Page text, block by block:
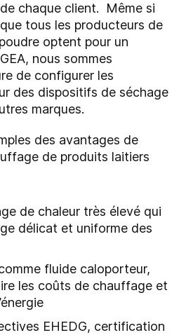
chaque client. Même si
tous les producteurs de
optent pour un
nous sommes
de configurer les
des dispositifs de séchage
marques.
des avantages de
de produits laitiers
de chaleur très élevé qui
délicat et uniforme des
fluide caloporteur,
les coûts de chauffage et
EHEDG, certification